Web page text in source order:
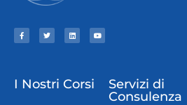
I Nostri Corsi
Servizi di
Consulenza